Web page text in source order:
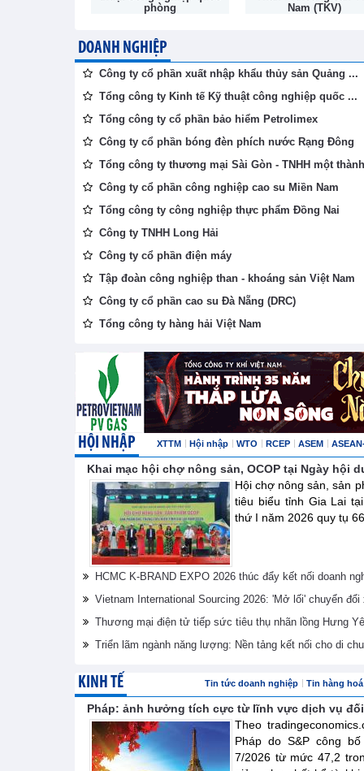
phòng
Nam (TKV)
DOANH NGHIỆP
Công ty cổ phần xuất nhập khẩu thủy sản Quảng ...
Tổng công ty Kinh tế Kỹ thuật công nghiệp quốc ...
Tổng công ty cổ phần bảo hiểm Petrolimex
Công ty cổ phần bóng đèn phích nước Rạng Đông
Tổng công ty thương mại Sài Gòn - TNHH một
Công ty cổ phần công nghiệp cao su Miền Nam
Tổng công ty công nghiệp thực phẩm Đồng Nai
Công ty TNHH Long Hải
Công ty cổ phần điện máy
Tập đoàn công nghiệp than - khoáng sản Việt Nam
Công ty cổ phần cao su Đà Nẵng (DRC)
Tổng công ty hàng hải Việt Nam
HỘI NHẬP XTTM Hội nhập WTO RCEP ASEM
Khai mạc hội chợ nông sản, OCOP tại Ngày hội
Hội chợ nông sản, sản
tiêu biểu tỉnh Gia Lai
thứ I năm 2026 quy tụ
HCMC K-BRAND EXPO 2026 thúc đẩy kết nối doanh
Vietnam International Sourcing 2026: 'Mở lối' chuyển
Thương mại điện tử tiếp sức tiêu thụ nhãn lồng Hưng
Triển lãm ngành năng lượng: Nền tảng kết nối cho di
KINH TẾ Tin tức doanh nghiệp Tin hàng
Pháp: ảnh hưởng tích cực từ lĩnh vực dịch vụ
Theo
Pháp do S&P công
7/2026 từ mức 47,2